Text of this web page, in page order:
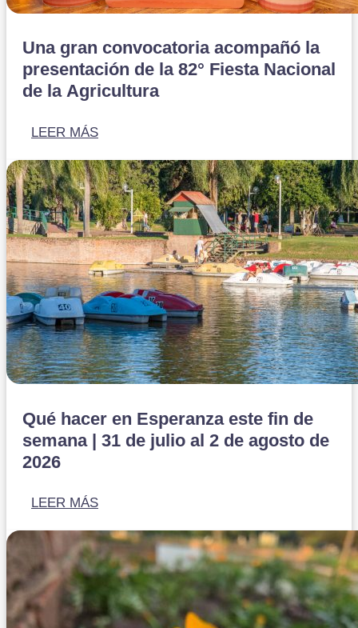
Una gran convocatoria acompañó la
presentación de la 82° Fiesta Nacional
de la Agricultura
LEER MÁS
Qué hacer en Esperanza este fin de
semana | 31 de julio al 2 de agosto de
2026
LEER MÁS